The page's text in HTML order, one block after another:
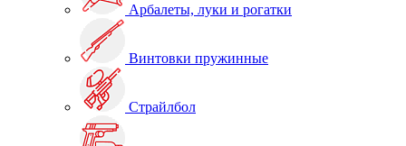
Арбалеты, луки и рогатки
Винтовки пружинные
Страйлбол